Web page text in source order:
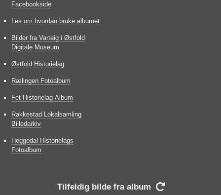
Facebookside
Les om hvordan bruke albumet
Bilder fra Varteig i Østfold
Digitale Museum
Østfold Historielag
Rælingen Fotoalbum
Fet Historielag Album
Rakkestad Lokalsamling
Billedarkiv
Heggedal Historielags
Fotoalbum
Tilfeldig bilde fra album 